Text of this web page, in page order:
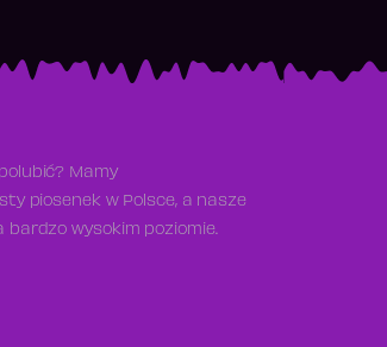
Mamy
piosenek w Polsce, a nasze
bardzo wysokim poziomie.